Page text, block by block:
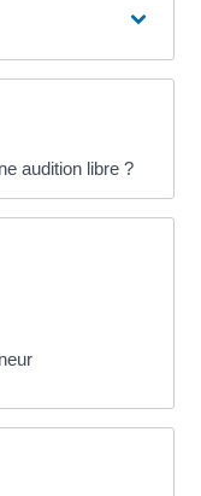
audition libre ?